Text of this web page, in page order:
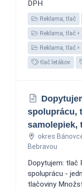
DPH
Reklama, tlač
Reklama, tlač
Reklama, tlač
tlač letákov
spoluprácu,
samolepiek,
okres
Bebravou
Dopytujem: tlač
spoluprácu -
tlačoviny